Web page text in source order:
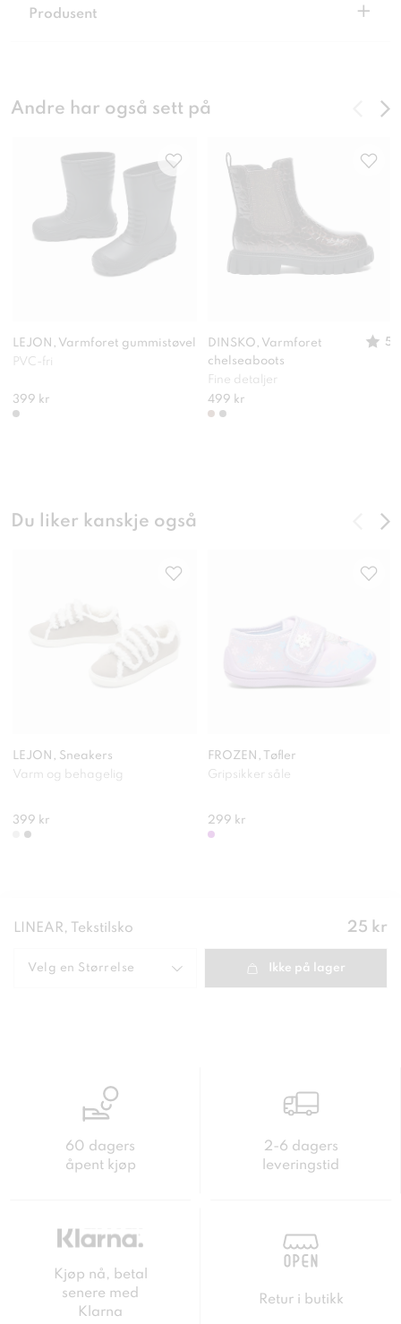
Produsent +
Andre har også sett på
LEJON, Varmforet gummistøvel
PVC-fri
399 kr
DINSKO, Varmforet
chelseaboots
5
Fine detaljer
499 kr
Du liker kanskje også
LEJON, Sneakers
Varm og behagelig
399 kr
FROZEN, Tøfler
Gripsikker såle
299 kr
LINEAR, Tekstilsko Pris:
25 kr
Velg en Størrelse Ikke på lager
60 dagers
åpent kjøp
2-6 dagers
leveringstid
Kjøp nå, betal
senere med
Klarna
Retur i butikk